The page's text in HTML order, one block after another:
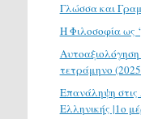
Γλώσσα και
H Φιλοσοφία ως
τετράμηνο
Επανάληψη στις
Ελληνικής |1ο